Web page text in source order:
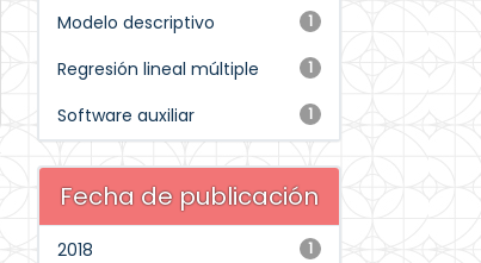
1
Modelo descriptivo
1
Regresión lineal múltiple
1
Software auxiliar
Fecha de publicación
1
2018